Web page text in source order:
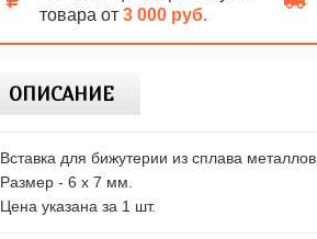
товара от 3 000 руб.
ОПИСАНИЕ
Вставка для бижутерии из сплава металлов.
Размер - 6 х 7 мм.
Цена указана за 1 шт.